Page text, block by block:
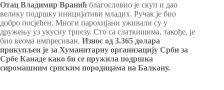
Отац Владимир Вранић благословио је скуп и дао
велику подршку иницијативи младих. Ручак је био
добро посјећен. Многи парохијани уживали су у
дружењу уз укусну трпезу. Сто са слаткишима, такође, је
био веома импресиван. Износ од 3.365 долара
прикупљен је за Хуманитарну организацију Срби за
Србе Канаде како би се пружила подршка
сиромашним српским породицама на Балкану.